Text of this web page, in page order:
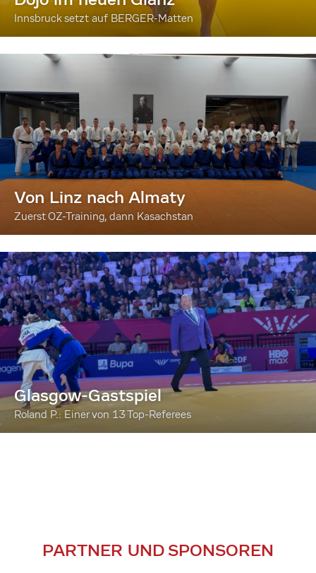
Innsbruck setzt auf BERGER-Matten
Von Linz nach Almaty
Zuerst OZ-Training, dann Kasachstan
Glasgow-Gastspiel
Roland P.: Einer von 13 Top-Referees
PARTNER UND SPONSOREN